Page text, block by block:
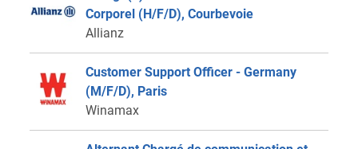
Corporel (H/F/D), Courbevoie
Allianz
Customer Support Officer - Germany
(M/F/D), Paris
Winamax